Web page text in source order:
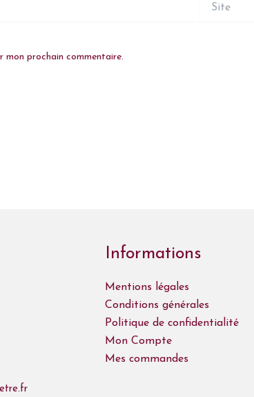
mon prochain commentaire.
Informations
Mentions légales
Conditions générales
Politique de confidentialité
Mon Compte
Mes commandes